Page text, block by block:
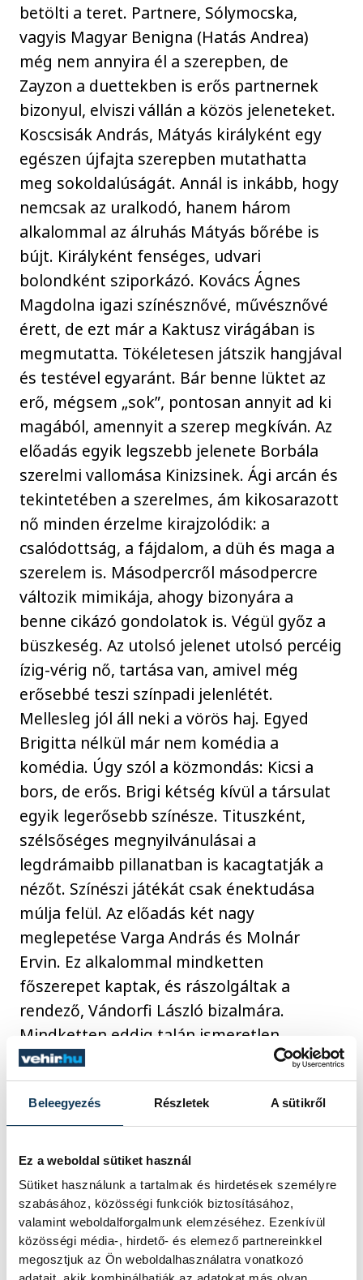
Beleegyezés Részletek A sütikről
Ez a weboldal sütiket használ
Sütiket használunk a tartalmak és hirdetések személyre
szabásához, közösségi funkciók biztosításához,
valamint weboldalforgalmunk elemzéséhez. Ezenkívül
közösségi média-, hirdető- és elemező partnereinkkel
megosztjuk az Ön weboldalhasználatra vonatkozó
betölti a teret. Partnere, Sólymocska,
vagyis Magyar Benigna (Hatás Andrea)
még nem annyira él a szerepben, de
Zayzon a duettekben is erős partnernek
bizonyul, elviszi vállán a közös jeleneteket.
Koscsisák András, Mátyás királyként egy
egészen újfajta szerepben mutathatta
meg sokoldalúságát. Annál is inkább, hogy
nemcsak az uralkodó, hanem három
alkalommal az álruhás Mátyás bőrébe is
bújt. Királyként fenséges, udvari
bolondként sziporkázó. Kovács Ágnes
Magdolna igazi színésznővé, művésznővé
érett, de ezt már a Kaktusz virágában is
megmutatta. Tökéletesen játszik hangjával
és testével egyaránt. Bár benne lüktet az
erő, mégsem „sok”, pontosan annyit ad ki
magából, amennyit a szerep megkíván. Az
előadás egyik legszebb jelenete Borbála
szerelmi vallomása Kinizsinek. Ági arcán és
tekintetében a szerelmes, ám kikosarazott
nő minden érzelme kirajzolódik: a
csalódottság, a fájdalom, a düh és maga a
szerelem is. Másodpercről másodpercre
változik mimikája, ahogy bizonyára a
benne cikázó gondolatok is. Végül győz a
büszkeség. Az utolsó jelenet utolsó percéig
ízig-vérig nő, tartása van, amivel még
erősebbé teszi színpadi jelenlétét.
Mellesleg jól áll neki a vörös haj. Egyed
Brigitta nélkül már nem komédia a
komédia. Úgy szól a közmondás: Kicsi a
bors, de erős. Brigi kétség kívül a társulat
egyik legerősebb színésze. Tituszként,
szélsőséges megnyilvánulásai a
legdrámaibb pillanatban is kacagtatják a
nézőt. Színészi játékát csak énektudása
múlja felül. Az előadás két nagy
meglepetése Varga András és Molnár
Ervin. Ez alkalommal mindketten
főszerepet kaptak, és rászolgáltak a
rendező, Vándorfi László bizalmára.
Mindketten eddig talán ismeretlen
oldalukról mutatkoztak meg. Varga András
még az abszolút negatív figurát (Vitéz
Holubár) is képes szerethetővé, esendővé
tenni. Öblös, bársonyos hangja szinte
simogató. Tökéletesen tiszta, érett
férfihang. Ervin, a király lustája most
összeszedettebben játszott, mint valaha.
Komolyan vette szerepét, amit vastapssal
hálált meg a közönség.